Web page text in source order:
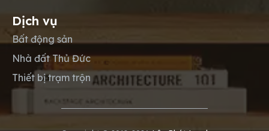
Dịch vụ
Bất động sản
Nhà đất Thủ Đức
Thiết bị trạm trộn